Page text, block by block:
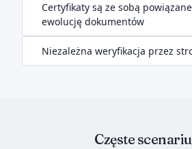
Certyfikaty są ze sobą
ewolucję dokumentów
Niezależna weryfikacja przez
Częste